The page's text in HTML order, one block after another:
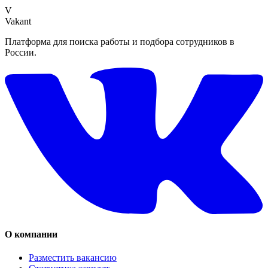
V
Vakant
Платформа для поиска работы и подбора сотрудников в
России.
О компании
Разместить вакансию